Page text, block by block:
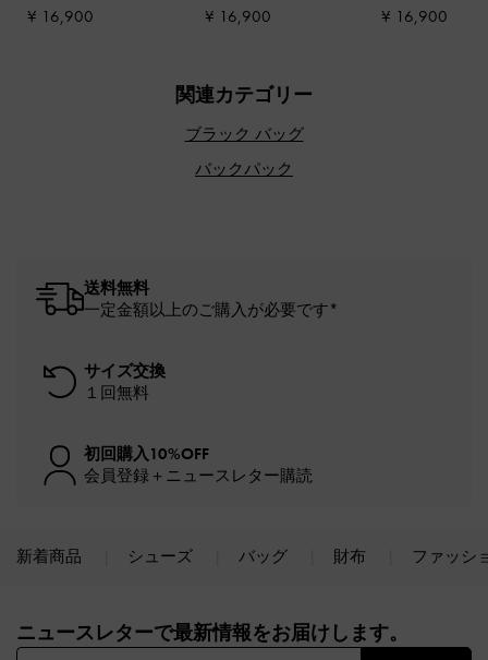
ノワール
¥ 16,900
クリーム
¥ 16,900
ック
¥ 16,900
関連カテゴリー
ブラック バッグ
バックパック
送料無料
一定金額以上のご購入が必要です*
サイズ交換
１回無料
初回購入10%OFF
会員登録＋ニュースレター購読
新着商品 シューズ バッグ 財布 ファッシ
ニュースレターで最新情報をお届けします。​